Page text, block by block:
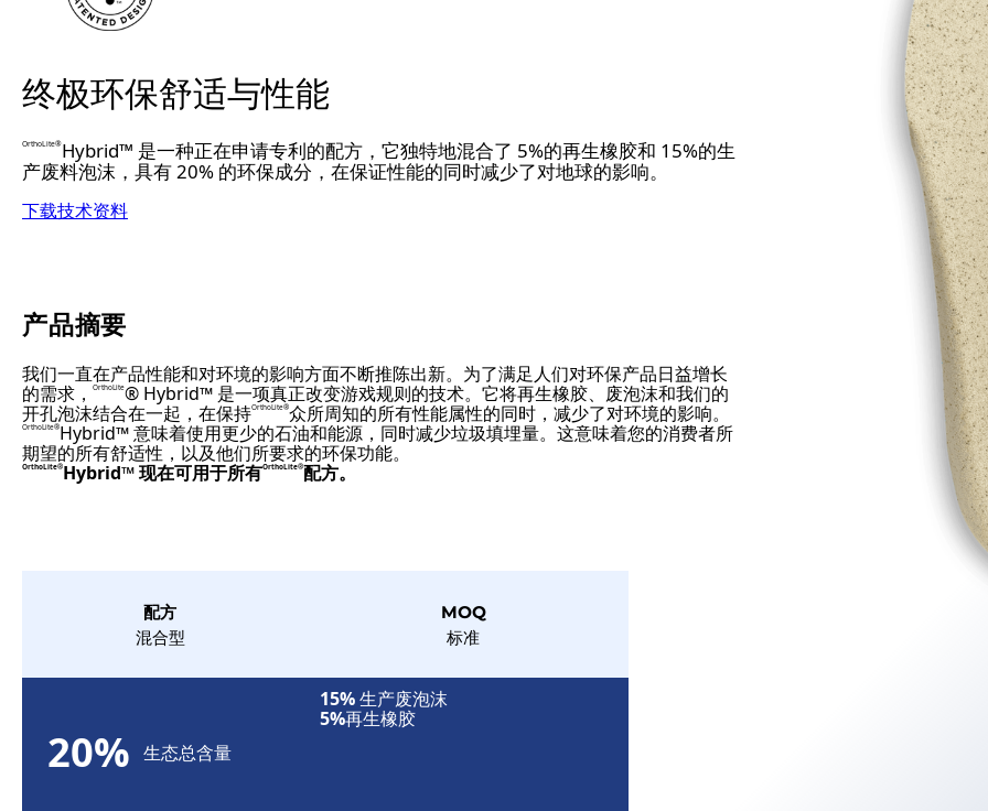
终极环保舒适与性能
OrthoLite®Hybrid™ 是一种正在申请专利的配方，它独特地混合了 5%的再生橡胶和 15%的生
产废料泡沫，具有 20% 的环保成分，在保证性能的同时减少了对地球的影响。
下载技术资料
产品摘要
我们一直在产品性能和对环境的影响方面不断推陈出新。为了满足人们对环保产品日益增长
的需求，
OrthoLite® Hybrid™ 是一项真正改变游戏规则的技术。它将再生橡胶、废泡沫和我们的
开孔泡沫结合在一起，在保持OrthoLite®众所周知的所有性能属性的同时，减少了对环境的影响。
OrthoLite®Hybrid™ 意味着使用更少的石油和能源，同时减少垃圾填埋量。这意味着您的消费者所
期望的所有舒适性，以及他们所要求的环保功能。
OrthoLite®Hybrid™ 现在可用于所有OrthoLite®配方。
配方
混合型
MOQ
标准
20% 生态总含量
15%生产废泡沫
5%再生橡胶